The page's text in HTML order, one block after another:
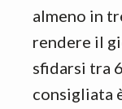
almeno in
rendere il
sfidarsi tra
consigliata